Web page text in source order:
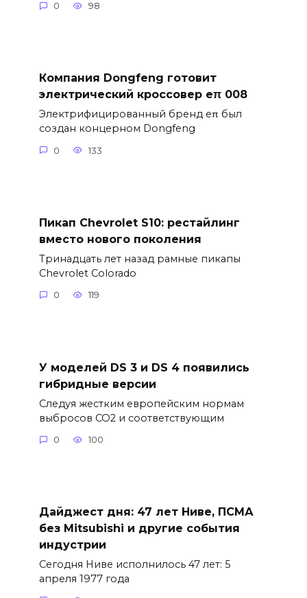
0 98
Компания Dongfeng готовит
электрический кроссовер eπ 008
Электрифицированный бренд eπ был
создан концерном Dongfeng
0 133
Пикап Chevrolet S10: рестайлинг
вместо нового поколения
Тринадцать лет назад рамные пикапы
Chevrolet Colorado
0 119
У моделей DS 3 и DS 4 появились
гибридные версии
Следуя жестким европейским нормам
выбросов CO2 и соответствующим
0 100
Дайджест дня: 47 лет Ниве, ПСМА
без Mitsubishi и другие события
индустрии
Сегодня Ниве исполнилось 47 лет: 5
апреля 1977 года